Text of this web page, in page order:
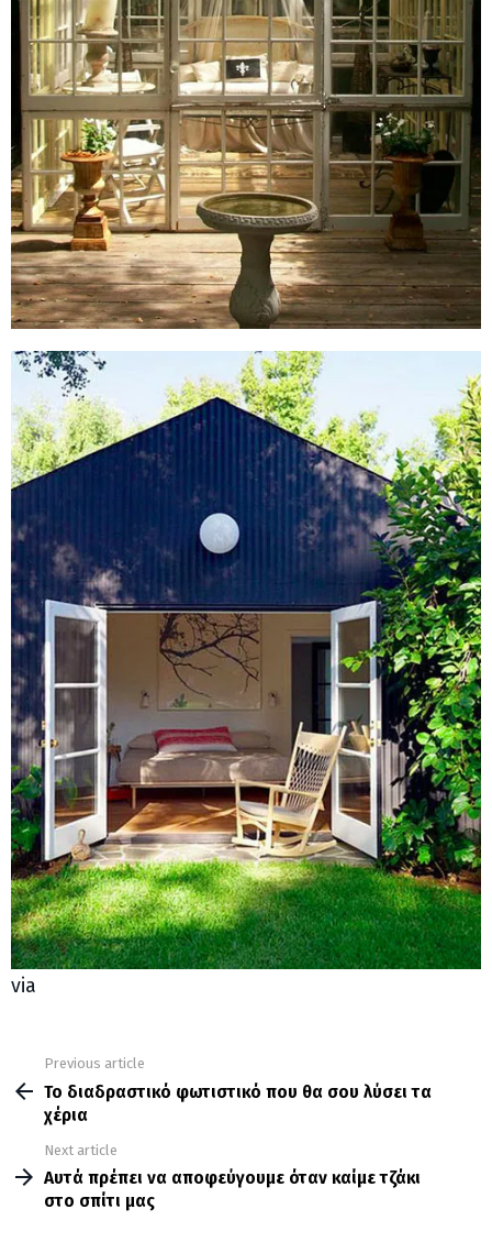
via
more
Previous article
Το διαδραστικό φωτιστικό που θα σου λύσει τα
χέρια
Next article
Αυτά πρέπει να αποφεύγουμε όταν καίμε τζάκι
στο σπίτι μας